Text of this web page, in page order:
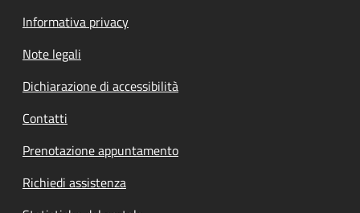
Informativa privacy
Note legali
Dichiarazione di accessibilità
Contatti
Prenotazione appuntamento
Richiedi assistenza